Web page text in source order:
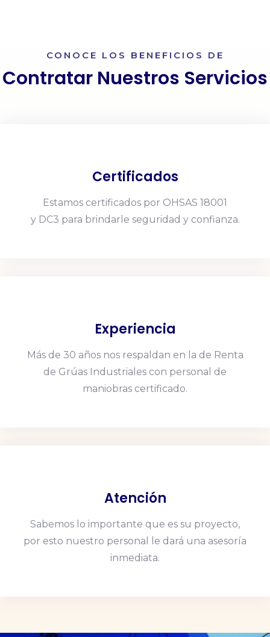
CONOCE LOS BENEFICIOS DE
Contratar Nuestros Servicios
Certificados
Estamos certificados por OHSAS 18001
y DC3 para brindarle seguridad y confianza.
Experiencia
Más de 30 años nos respaldan en la de Renta
de Grúas Industriales con personal de
maniobras certificado.
Atención
Sabemos lo importante que es su proyecto,
por esto nuestro personal le dará una asesoría
inmediata.